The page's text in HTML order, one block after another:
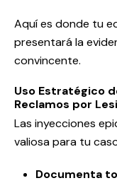
Aquí es donde tu
presentará la
convincente.
Uso Estratégico
Reclamos por
Las inyecciones
valiosa para tu
Documenta